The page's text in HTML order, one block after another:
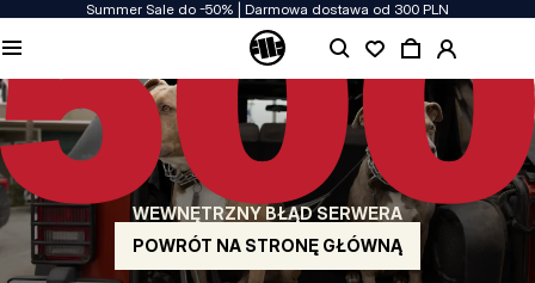
Summer Sale do -50% | Darmowa dostawa od 300 PLN
WEWNĘTRZNY BŁĄD SERWERA
POWRÓT NA STRONĘ GŁÓWNĄ
JAKOŚĆ TO DLA NAS PRIORYTET
Naszą odzież produkujemy z pasją! Nie idziemy na kompromis w kwestiach
wytrzymałości, długowieczności materiałów i dbałości o detal.
US ORIGIN
Nasze korzenie sięgają San Diego z poczatku lat 90-tych XX wieku. Nasz styl jest
surowy, autentyczny i stanowczy.
MARKA Z CHARAKTEREM
Nasze kolekcje wybierają sportowcy, fighterzy i uparci indywidualiści.